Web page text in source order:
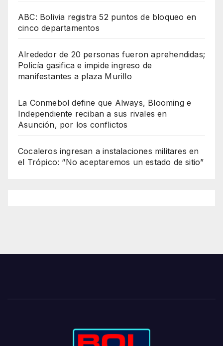
ABC: Bolivia registra 52 puntos de bloqueo en
cinco departamentos
Alrededor de 20 personas fueron aprehendidas;
Policía gasifica e impide ingreso de
manifestantes a plaza Murillo
La Conmebol define que Always, Blooming e
Independiente reciban a sus rivales en
Asunción, por los conflictos
Cocaleros ingresan a instalaciones militares en
el Trópico: “No aceptaremos un estado de sitio”